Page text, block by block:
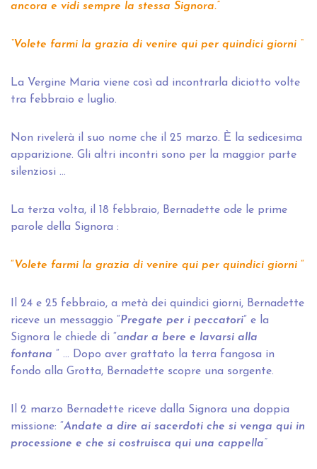
ancora e vidi sempre la stessa Signora.”
“Volete farmi la grazia di venire qui per quindici giorni “
La Vergine Maria viene così ad incontrarla diciotto volte
tra febbraio e luglio.
Non rivelerà il suo nome che il 25 marzo. Ѐ la sedicesima
apparizione. Gli altri incontri sono per la maggior parte
silenziosi …
La terza volta, il 18 febbraio, Bernadette ode le prime
parole della Signora :
“Volete farmi la grazia di venire qui per quindici giorni “
Il 24 e 25 febbraio, a metà dei quindici giorni, Bernadette
riceve un messaggio “Pregate per i peccatori” e la
Signora le chiede di “andar a bere e lavarsi alla
fontana ” … Dopo aver grattato la terra fangosa in
fondo alla Grotta, Bernadette scopre una sorgente.
Il 2 marzo Bernadette riceve dalla Signora una doppia
missione: “Andate a dire ai sacerdoti che si venga qui in
processione e che si costruisca qui una cappella”